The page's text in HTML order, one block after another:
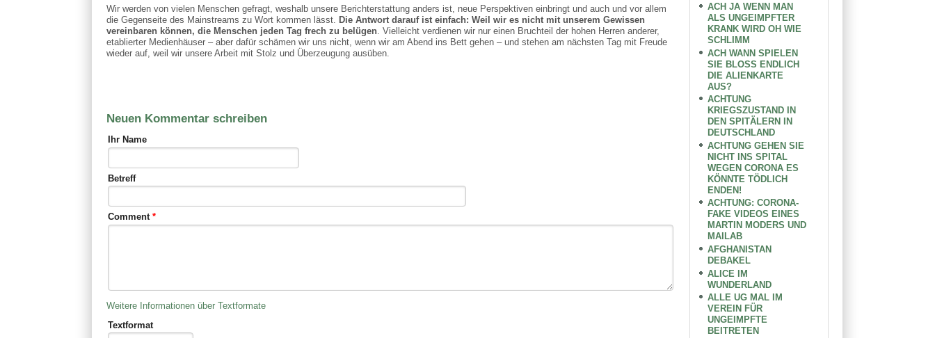
Wir werden von vielen Menschen gefragt, weshalb unsere Berichterstattung anders ist, neue Perspektiven einbringt und auch und vor allem
die Gegenseite des Mainstreams zu Wort kommen lässt. Die Antwort darauf ist einfach: Weil wir es nicht mit unserem Gewissen
vereinbaren können, die Menschen jeden Tag frech zu belügen. Vielleicht verdienen wir nur einen Bruchteil der hohen Herren anderer,
etablierter Medienhäuser – aber dafür schämen wir uns nicht, wenn wir am Abend ins Bett gehen – und stehen am nächsten Tag mit Freude
wieder auf, weil wir unsere Arbeit mit Stolz und Überzeugung ausüben.
Neuen Kommentar schreiben
Ihr Name
Betreff
Comment*
Weitere Informationen über Textformate
Textformat
ACH JA WENN MAN
ALS UNGEIMPFTER
KRANK WIRD OH WIE
SCHLIMM
ACH WANN SPIELEN
SIE BLOSS ENDLICH
DIE ALIENKARTE
AUS?
ACHTUNG
KRIEGSZUSTAND IN
DEN SPITÄLERN IN
DEUTSCHLAND
ACHTUNG GEHEN SIE
NICHT INS SPITAL
WEGEN CORONA ES
KÖNNTE TÖDLICH
ENDEN!
ACHTUNG: CORONA-
FAKE VIDEOS EINES
MARTIN MODERS UND
MAILAB
AFGHANISTAN
DEBAKEL
ALICE IM
WUNDERLAND
ALLE UG MAL IM
VEREIN FÜR
UNGEIMPFTE
BEITRETEN